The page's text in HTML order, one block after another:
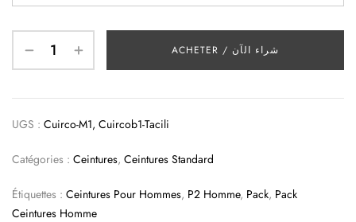
ACHETER / شراء الآن
UGS : Cuirco-M1, Cuircob1-Tacili
Catégories : Ceintures, Ceintures Standard
Étiquettes : Ceintures Pour Hommes, P2 Homme, Pack, Pack
Ceintures Homme